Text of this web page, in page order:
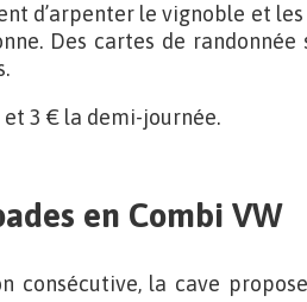
d’arpenter le vignoble et
Des cartes de
et 3 € la demi-journée.
en Combi VW
consécutive, la cave